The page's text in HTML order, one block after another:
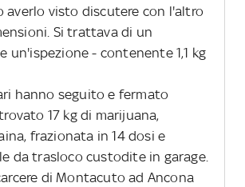
averlo visto discutere con l'altro
Si trattava di un
- contenente 1,1 kg
hanno seguito e fermato
17 kg di marijuana,
frazionata in 14 dosi e
da trasloco custodite in garage.
di Montacuto ad Ancona